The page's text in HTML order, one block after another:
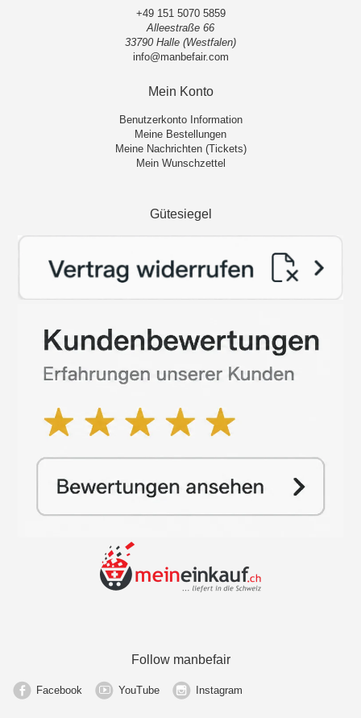
+49 151 5070 5859
Alleestraße 66
33790 Halle (Westfalen)
info@manbefair.com
Mein Konto
Benutzerkonto Information
Meine Bestellungen
Meine Nachrichten (Tickets)
Mein Wunschzettel
Gütesiegel
Follow manbefair
Facebook YouTube Instagram